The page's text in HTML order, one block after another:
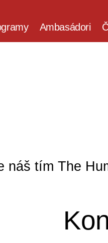
Ambasádori
náš tím The